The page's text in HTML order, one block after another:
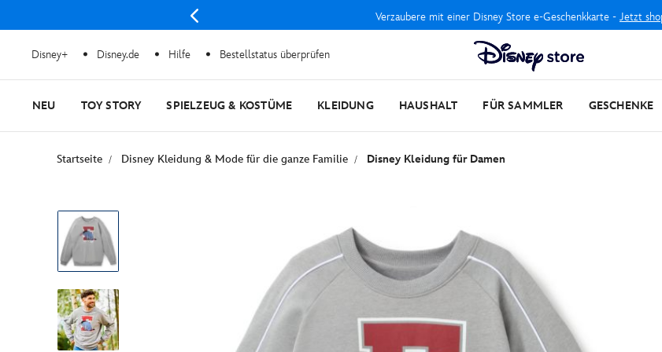
Verzaubere mit einer Disney Store e-Geschenkkarte - Jetzt
Disney+ Disney.de Hilfe Bestellstatus überprüfen
NEU TOY STORY SPIELZEUG & KOSTÜME KLEIDUNG HAUSHALT FÜR SAMMLER GESCHENKE
Startseite Disney Kleidung & Mode für die ganze Familie Disney Kleidung für Damen